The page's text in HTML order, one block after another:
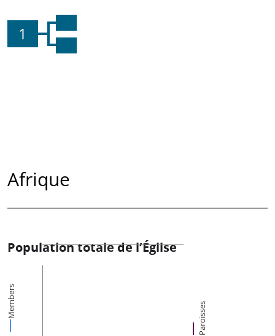
1
Afrique
Population totale de l’Église
Members Paroisses